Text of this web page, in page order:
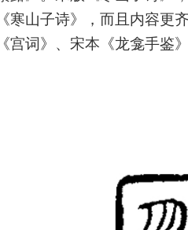
寒山子诗》，而且内容更
宫词》、宋本《龙龛手鉴